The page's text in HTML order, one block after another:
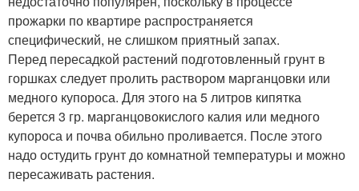
прожарки по квартире распространяется
специфический, не слишком приятный запах.
Перед пересадкой растений подготовленный грунт в
горшках следует пролить раствором марганцовки или
медного купороса. Для этого на 5 литров кипятка
берется 3 гр. марганцовокислого калия или медного
купороса и почва обильно проливается. После этого
надо остудить грунт до комнатной температуры и можно
пересаживать растения.